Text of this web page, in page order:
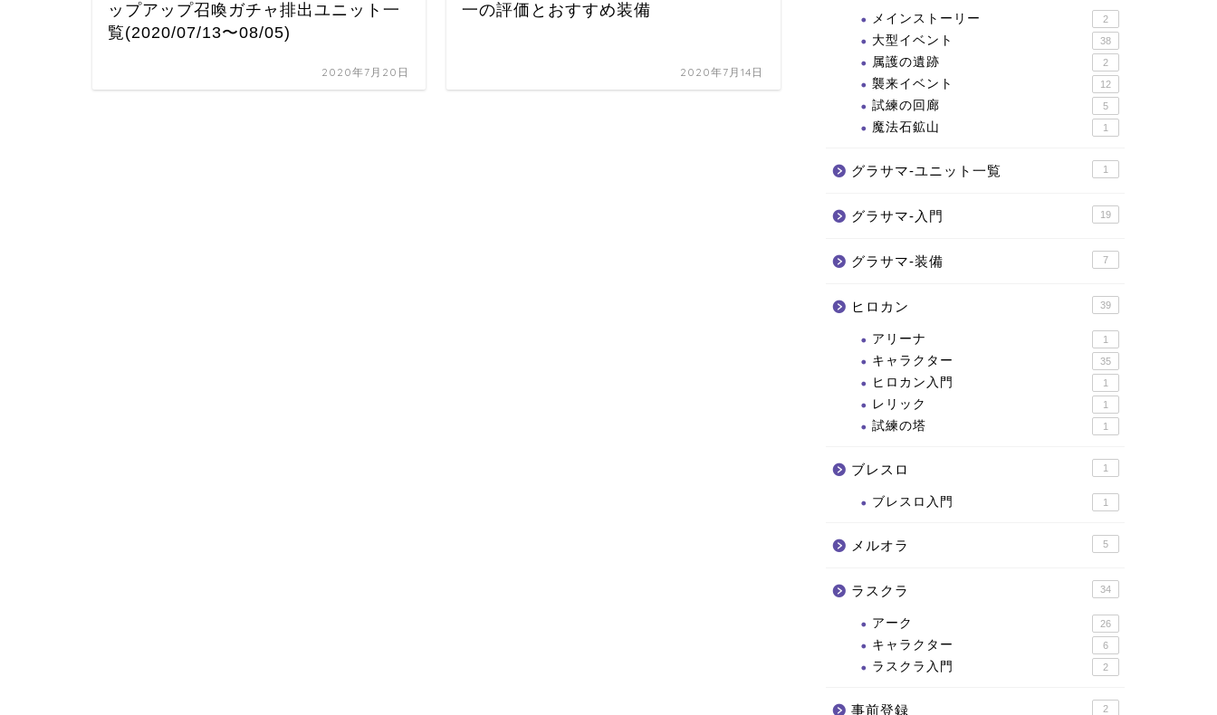
ップアップ召喚ガチャ排出ユニット一
覧(2020/07/13〜08/05)
2020年7月20日
一の評価とおすすめ装備
2020年7月14日
メインストーリー 2
大型イベント 38
属護の遺跡 2
襲来イベント 12
試練の回廊 5
魔法石鉱山 1
グラサマ-ユニット一覧 1
グラサマ-入門 19
グラサマ-装備 7
ヒロカン 39
アリーナ 1
キャラクター 35
ヒロカン入門 1
レリック 1
試練の塔 1
ブレスロ 1
ブレスロ入門 1
メルオラ 5
ラスクラ 34
アーク 26
キャラクター 6
ラスクラ入門 2
事前登録 2